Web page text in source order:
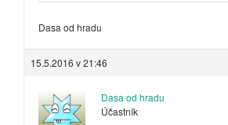
Dasa od hradu
15.5.2016 v 21:46
Dasa od hradu
Účastník